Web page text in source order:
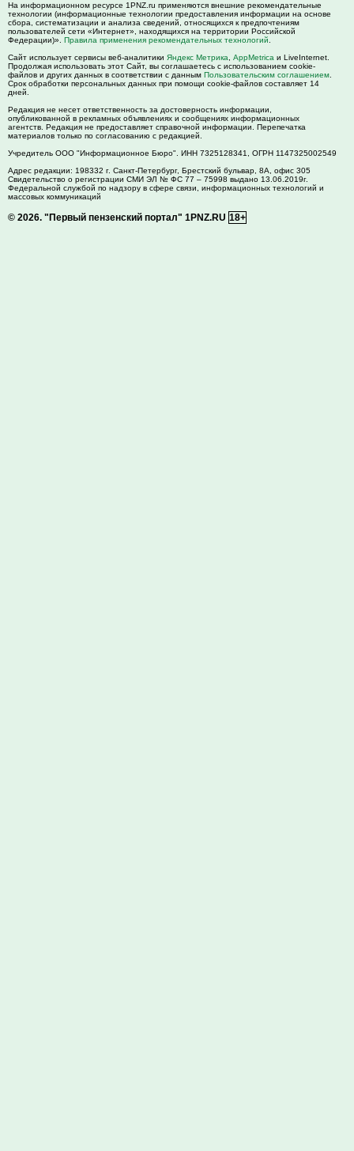
На информационном ресурсе 1PNZ.ru применяются внешние рекомендательные
технологии (информационные технологии предоставления информации на основе
сбора, систематизации и анализа сведений, относящихся к предпочтениям
пользователей сети «Интернет», находящихся на территории Российской
Федерации)». Правила применения рекомендательных технологий
Сайт использует сервисы веб-аналитики Яндекс Метрика AppMetrica и LiveInternet.
Продолжая использовать этот Сайт, вы соглашаетесь с использованием cookie-
файлов и других данных в соответствии с данным Пользовательским соглашением
Срок обработки персональных данных при помощи cookie-файлов составляет 14
дней.
Редакция не несет ответственность за достоверность информации,
опубликованной в рекламных объявлениях и сообщениях информационных
агентств. Редакция не предоставляет справочной информации. Перепечатка
материалов только по согласованию с редакцией.
Учредитель ООО "Информационное Бюро". ИНН 7325128341, ОГРН 1147325002549
Адрес редакции: 198332 г. Санкт-Петербург, Брестский бульвар, 8А, офис 305
Свидетельство о регистрации СМИ ЭЛ № ФС 77 – 75998 выдано 13.06.2019г.
Федеральной службой по надзору в сфере связи, информационных технологий и
массовых коммуникаций
© 2026. "Первый пензенский портал" 1PNZ.RU 18+